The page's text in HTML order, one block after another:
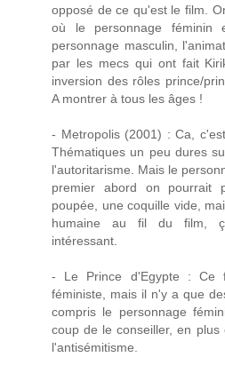
opposé de ce qu'est le film.
où le personnage féminin
personnage masculin,
par les mecs qui ont fait
inversion des rôles prince/
A montrer à tous les âges !
- Metropolis (2001) : Ca,
Thématiques un peu dures
l'autoritarisme. Mais le
premier abord on pourrait
poupée, une coquille vide,
humaine au fil du film,
intéressant.
- Le Prince d'Egypte : Ce
féministe, mais il n'y a que
compris le personnage
coup de le conseiller, en
l'antisémitisme.